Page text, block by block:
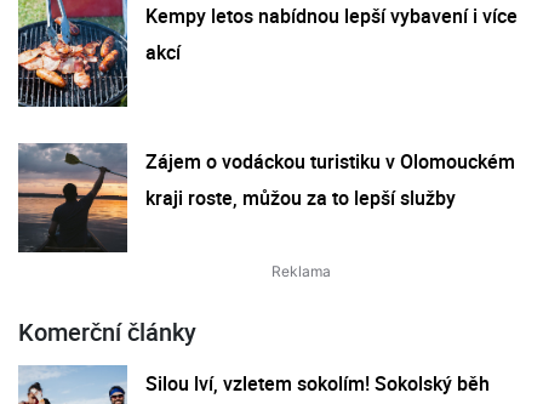
Kempy letos nabídnou lepší vybavení i více
akcí
Zájem o vodáckou turistiku v Olomouckém
kraji roste, můžou za to lepší služby
Komerční články
Silou lví, vzletem sokolím! Sokolský běh